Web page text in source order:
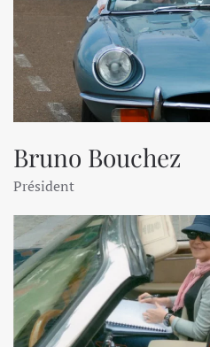
Bruno Bouchez
Président